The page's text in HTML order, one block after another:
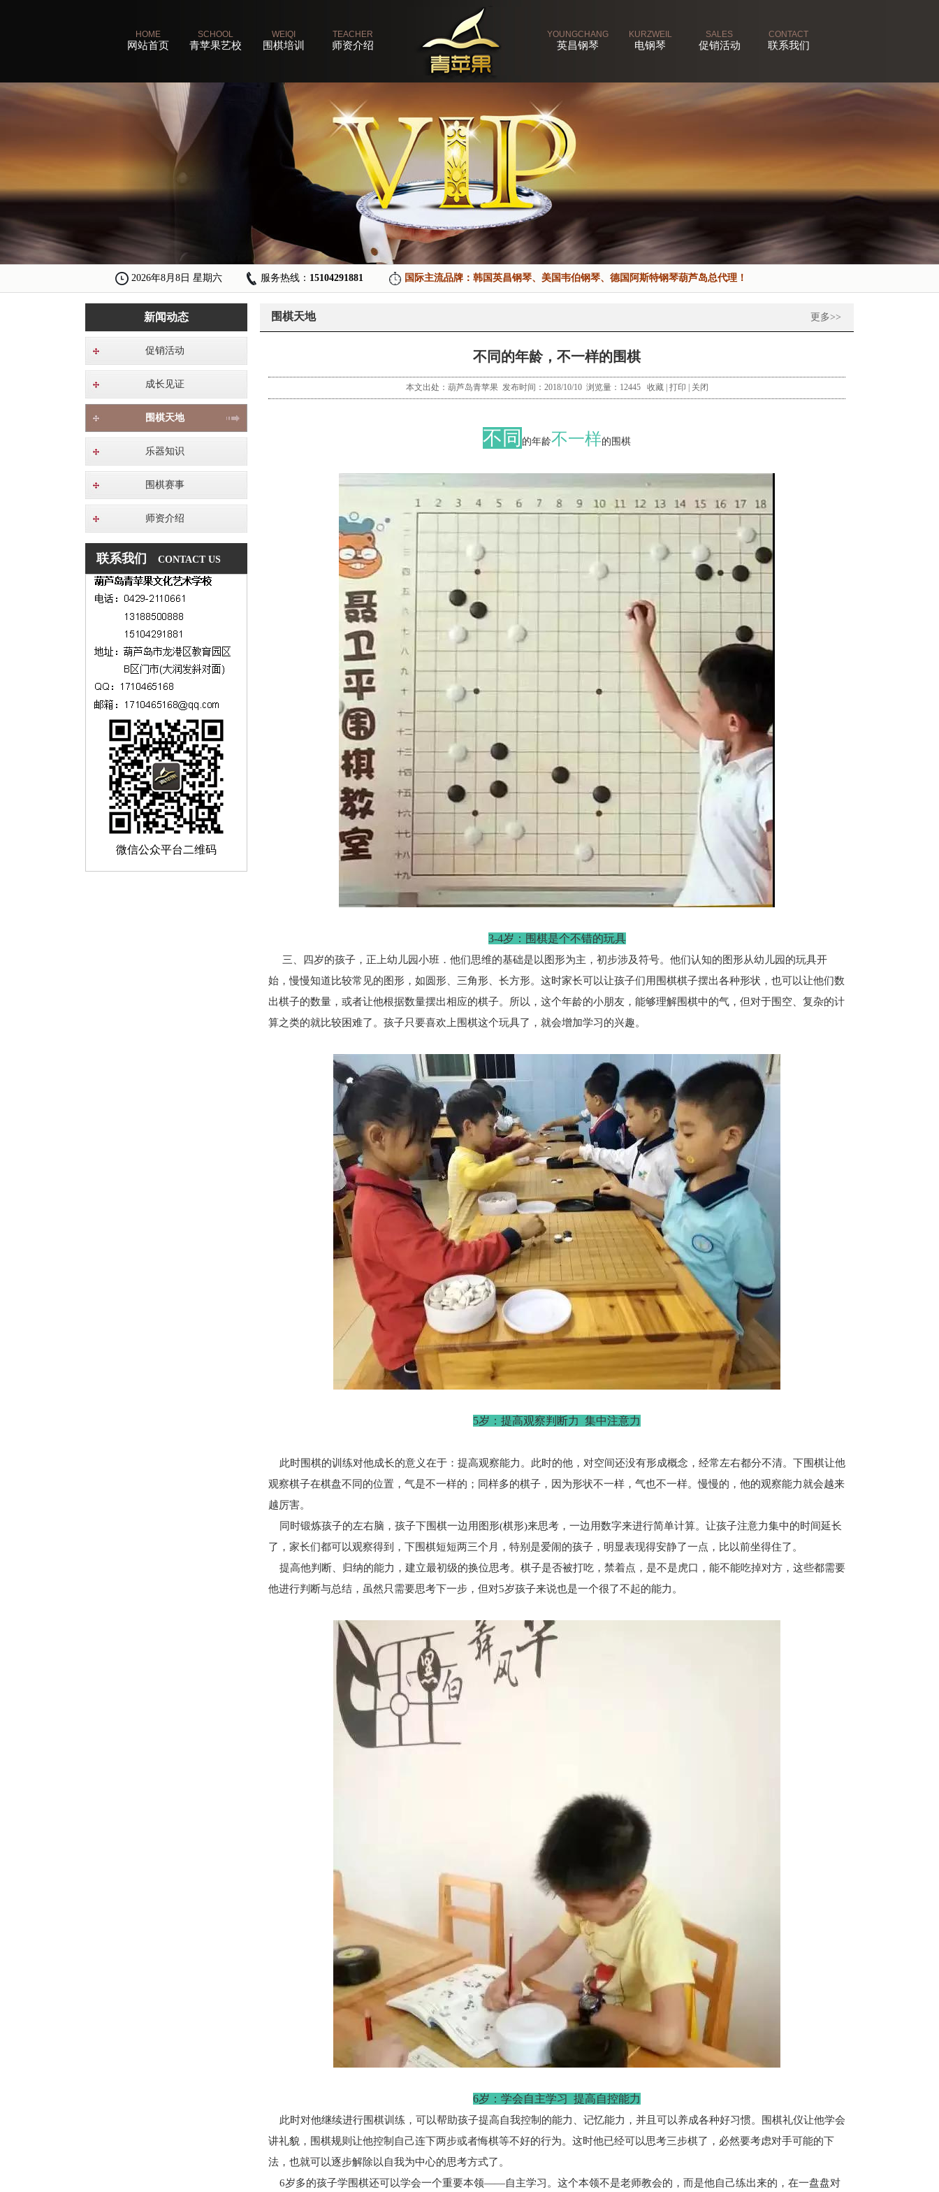
HOME
网站首页
SCHOOL
青苹果艺校
WEIQI
围棋培训
TEACHER
师资介绍
YOUNGCHANG
英昌钢琴
KURZWEIL
电钢琴
SALES
促销活动
CONTACT
联系我们
2026年8月8日 星期六 服务热线： 15104291881 国际主流品牌：韩国英昌钢琴、美国韦伯钢琴、德国阿斯特钢琴葫芦岛总代理！
新闻动态
促销活动
成长见证
围棋天地
乐器知识
围棋赛事
师资介绍
联系我们 CONTACT US
微信公众平台二维码
围棋天地 更多>>
不同的年龄，不一样的围棋
本文出处：葫芦岛青苹果 发布时间：2018/10/10 浏览量：12445 收藏| 打印 关闭
不同 的年龄不一样的围棋
3-4岁：围棋是个不错的玩具
三、四岁的孩子，正上幼儿园小班．他们思维的基础是以图形为主，初步涉及符号。他们认知的图形从幼儿园的玩具开
始，慢慢知道比较常见的图形，如圆形、三角形、长方形。这时家长可以让孩子们用围棋棋子摆出各种形状，也可以让他们数
出棋子的数量，或者让他根据数量摆出相应的棋子。所以，这个年龄的小朋友，能够理解围棋中的气，但对于围空、复杂的计
算之类的就比较困难了。孩子只要喜欢上围棋这个玩具了，就会增加学习的兴趣。
5岁： 提高观察判断力 集中注意力
此时围棋的训练对他成长的意义在于：提高观察能力。此时的他，对空间还没有形成概念，经常左右都分不清。下围棋让他
观察棋子在棋盘不同的位置，气是不一样的；同样多的棋子，因为形状不一样，气也不一样。慢慢的，他的观察能力就会越来
越厉害。
同时锻炼孩子的左右脑，孩子下围棋一边用图形(棋形)来思考，一边用数字来进行简单计算。让孩子注意力集中的时间延长
了，家长们都可以观察得到，下围棋短短两三个月，特别是爱闹的孩子，明显表现得安静了一点，比以前坐得住了。
提高他判断、归纳的能力，建立最初级的换位思考。棋子是否被打吃，禁着点，是不是虎口，能不能吃掉对方，这些都需要
他进行判断与总结，虽然只需要思考下一步，但对5岁孩子来说也是一个很了不起的能力。
6岁：学会自主学习 提高自控能力
此时对他继续进行围棋训练，可以帮助孩子提高自我控制的能力、记忆能力，并且可以养成各种好习惯。围棋礼仪让他学会
讲礼貌，围棋规则让他控制自己连下两步或者悔棋等不好的行为。这时他已经可以思考三步棋了，必然要考虑对手可能的下
法，也就可以逐步解除以自我为中心的思考方式了。
6岁多的孩子学围棋还可以学会一个重要本领——自主学习。这个本领不是老师教会的，而是他自己练出来的，在一盘盘对